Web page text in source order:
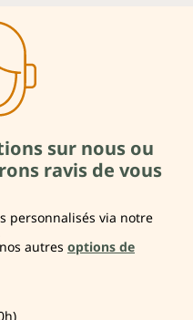
sur nous ou
ravis de vous
personnalisés via notre
autres options de